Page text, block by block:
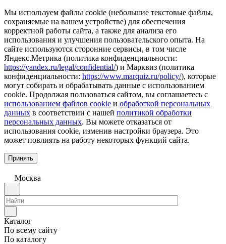
Мы используем файлы cookie (небольшие текстовые файлы,
сохраняемые на вашем устройстве) для обеспечения
корректной работы сайта, а также для анализа его
использования и улучшения пользовательского опыта. На
сайте используются сторонние сервисы, в том числе
Яндекс.Метрика (политика конфиденциальности:
https://yandex.ru/legal/confidential/) и Марквиз (политика
конфиденциальности: https://www.marquiz.ru/policy/), которые
могут собирать и обрабатывать данные с использованием
cookie. Продолжая пользоваться сайтом, вы соглашаетесь с
использованием файлов cookie и обработкой персональных
данных в соответствии с нашей политикой обработки
персональных данных. Вы можете отказаться от
использования cookie, изменив настройки браузера. Это
может повлиять на работу некоторых функций сайта.
Принять
Москва
Каталог
По всему сайту
По каталогу